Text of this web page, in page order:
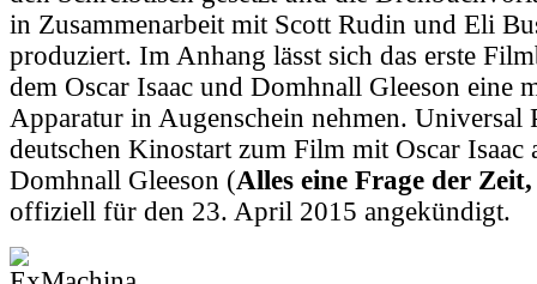
in Zusammenarbeit mit Scott Rudin und Eli
produziert. Im Anhang lässt sich das erste
dem Oscar Isaac und Domhnall Gleeson eine
Apparatur in Augenschein nehmen. Universal
deutschen Kinostart zum Film mit Oscar Isaac
Domhnall Gleeson (Alles eine Frage der
offiziell für den 23. April 2015 angekündigt.